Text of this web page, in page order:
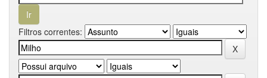
Filtros correntes: